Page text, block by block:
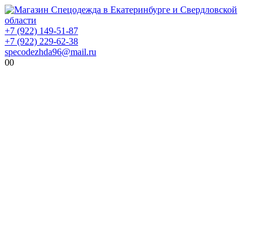
+7 (922) 149-51-87
+7 (922) 229-62-38
specodezhda96@mail.ru
00